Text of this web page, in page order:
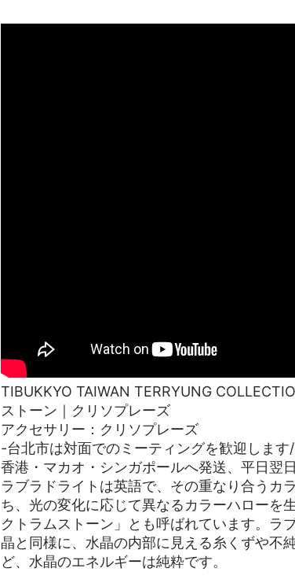
TIBUKKYO TAIWAN TERRYUNG
ストーン｜クリソプレーズ
アクセサリー：クリソプレーズ
-台北市は対面でのミーティングを歓迎します
香港・マカオ・シンガポールへ発送、平日翌日
ラブラドライトは英語で、その重なり合うカ
ち、光の変化に応じて異なるカラーハローを
クトラムストーン」とも呼ばれています。ラ
晶と同様に、水晶の内部に見える糸くずや不
ど、水晶のエネルギーは純粋です。